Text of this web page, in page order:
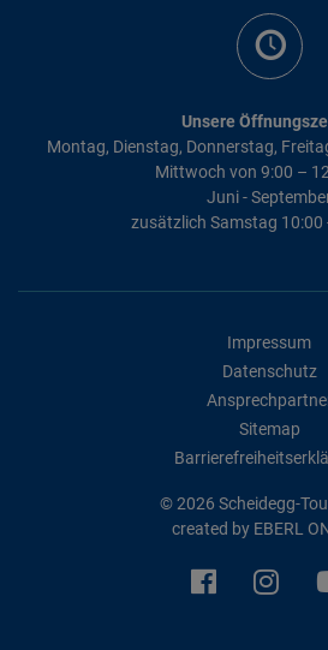
Unsere
Montag, Dienstag, Donnerstag,
Mittwoch von 9:00 –
Juni -
zusätzlich Samstag 10:00
Impressum
Datenschutz
Sitemap
© 2026 Scheidegg-
created by EBERL